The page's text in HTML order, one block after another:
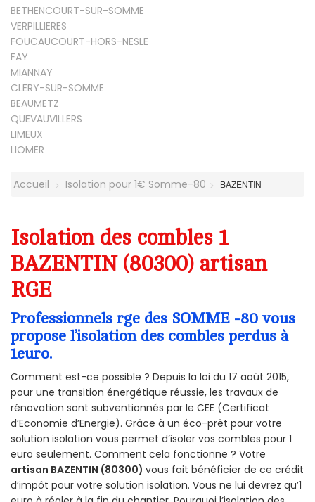
BETHENCOURT-SUR-SOMME
VERPILLIERES
FOUCAUCOURT-HORS-NESLE
FAY
MIANNAY
CLERY-SUR-SOMME
BEAUMETZ
QUEVAUVILLERS
LIMEUX
LIOMER
Accueil Isolation pour 1€ Somme-80 BAZENTIN
Isolation des combles 1
BAZENTIN (80300) artisan
RGE
Professionnels rge des SOMME -80 vous
propose l’isolation des combles perdus à
1euro.
Comment est-ce possible ? Depuis la loi du 17 août 2015,
pour une transition énergétique réussie, les travaux de
rénovation sont subventionnés par le CEE (Certificat
d’Economie d’Energie). Grâce à un éco-prêt pour votre
solution isolation vous permet d’isoler vos combles pour 1
euro seulement. Comment cela fonctionne ? Votre
artisan BAZENTIN (80300) vous fait bénéficier de ce crédit
d’impôt pour votre solution isolation. Vous ne lui devrez qu’1